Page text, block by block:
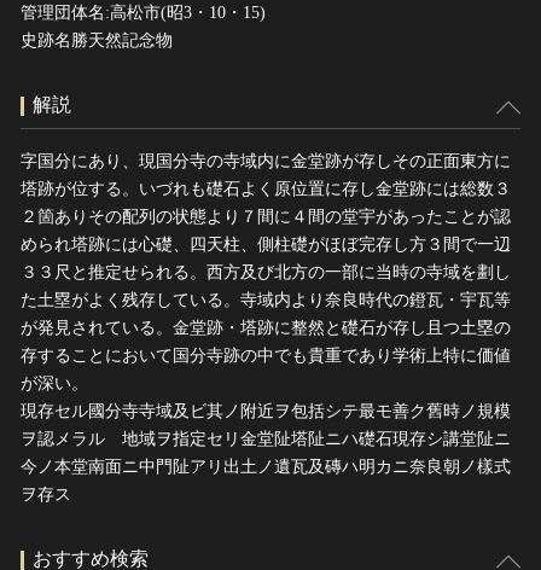
管理団体名:高松市(昭3・10・15)
史跡名勝天然記念物
解説
字国分にあり、現国分寺の寺域内に金堂跡が存しその正面東方に
塔跡が位する。いづれも礎石よく原位置に存し金堂跡には総数３
２箇ありその配列の状態より７間に４間の堂宇があったことが認
められ塔跡には心礎、四天柱、側柱礎がほぼ完存し方３間で一辺
３３尺と推定せられる。西方及び北方の一部に当時の寺域を劃し
た土塁がよく残存している。寺域内より奈良時代の鐙瓦・宇瓦等
が発見されている。金堂跡・塔跡に整然と礎石が存し且つ土塁の
存することにおいて国分寺跡の中でも貴重であり学術上特に価値
が深い。
現存セル國分寺寺域及ビ其ノ附近ヲ包括シテ最モ善ク舊時ノ規模
ヲ認メラルゝ地域ヲ指定セリ金堂阯塔阯ニハ礎石現存シ講堂阯ニ
今ノ本堂南面ニ中門阯アリ出土ノ遺瓦及磚ハ明カニ奈良朝ノ樣式
ヲ存ス
おすすめ検索